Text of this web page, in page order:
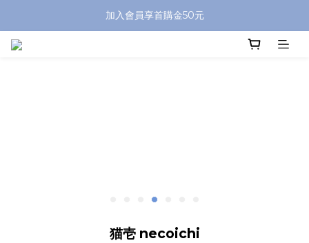
加入會員享首購金50元
猫壱 necoichi